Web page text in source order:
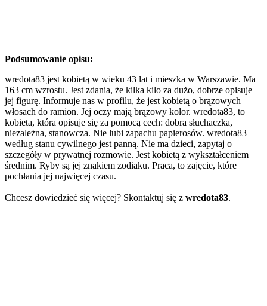
Podsumowanie opisu:
wredota83 jest kobietą w wieku 43 lat i mieszka w Warszawie. Ma
163 cm wzrostu. Jest zdania, że kilka kilo za dużo, dobrze opisuje
jej figurę. Informuje nas w profilu, że jest kobietą o brązowych
włosach do ramion. Jej oczy mają brązowy kolor. wredota83, to
kobieta, która opisuje się za pomocą cech: dobra słuchaczka,
niezależna, stanowcza. Nie lubi zapachu papierosów. wredota83
według stanu cywilnego jest panną. Nie ma dzieci, zapytaj o
szczegóły w prywatnej rozmowie. Jest kobietą z wykształceniem
średnim. Ryby są jej znakiem zodiaku. Praca, to zajęcie, które
pochłania jej najwięcej czasu.
Chcesz dowiedzieć się więcej? Skontaktuj się z wredota83.